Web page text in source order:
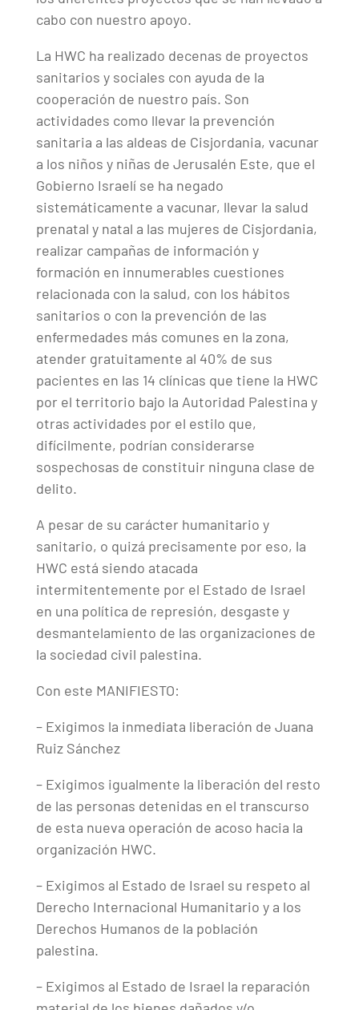
cabo con nuestro apoyo.
La HWC ha realizado decenas de proyectos
sanitarios y sociales con ayuda de la
cooperación de nuestro país. Son
actividades como llevar la prevención
sanitaria a las aldeas de Cisjordania, vacunar
a los niños y niñas de Jerusalén Este, que el
Gobierno Israelí se ha negado
sistemáticamente a vacunar, llevar la salud
prenatal y natal a las mujeres de Cisjordania,
realizar campañas de información y
formación en innumerables cuestiones
relacionada con la salud, con los hábitos
sanitarios o con la prevención de las
enfermedades más comunes en la zona,
atender gratuitamente al 40% de sus
pacientes en las 14 clínicas que tiene la HWC
por el territorio bajo la Autoridad Palestina y
otras actividades por el estilo que,
difícilmente, podrían considerarse
sospechosas de constituir ninguna clase de
delito.
A pesar de su carácter humanitario y
sanitario, o quizá precisamente por eso, la
HWC está siendo atacada
intermitentemente por el Estado de Israel
en una política de represión, desgaste y
desmantelamiento de las organizaciones de
la sociedad civil palestina.
Con este MANIFIESTO:
– Exigimos la inmediata liberación de Juana
Ruiz Sánchez
– Exigimos igualmente la liberación del resto
de las personas detenidas en el transcurso
de esta nueva operación de acoso hacia la
organización HWC.
– Exigimos al Estado de Israel su respeto al
Derecho Internacional Humanitario y a los
Derechos Humanos de la población
palestina.
– Exigimos al Estado de Israel la reparación